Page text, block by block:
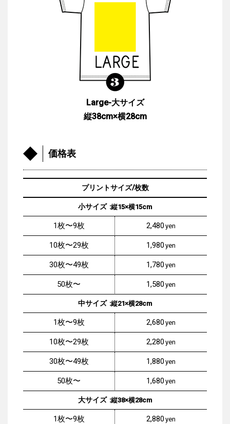
Large-大サイズ
縦38cm×横28cm
価格表
プリントサイズ/枚数
小サイズ :縦15×横15cm
1枚〜9枚 2,480
10枚〜29枚 1,980
30枚〜49枚 1,780
50枚〜 1,580
中サイズ :縦21×横28cm
1枚〜9枚 2,680
10枚〜29枚 2,280
30枚〜49枚 1,880
50枚〜 1,680
大サイズ :縦38×横28cm
1枚〜9枚 2,880